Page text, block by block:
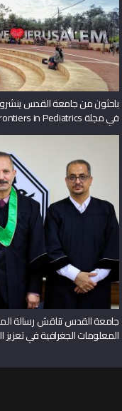
باحثون من جامعة القدس
في مجلة Frontiers in Pediatrics
جامعة القدس تناقش رسالة
المعلومات الجغرافية في تعزيز